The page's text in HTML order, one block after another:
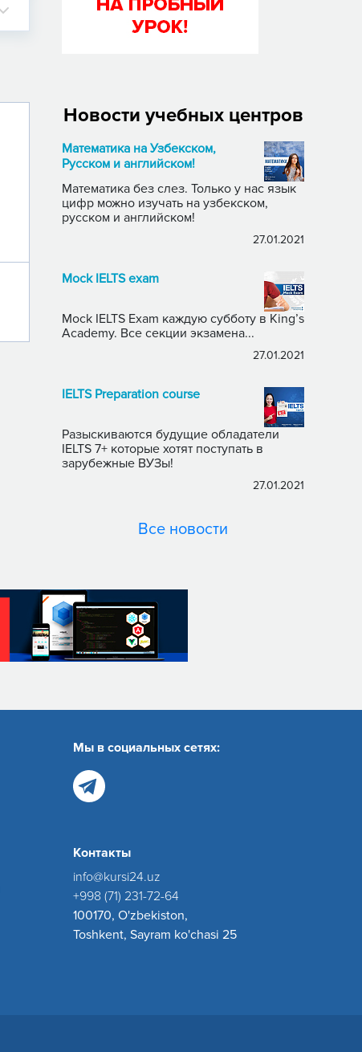
Новости учебных центров
Математика на Узбекском,
Русском и английском!
Математика без слез. Только у нас язык
цифр можно изучать на узбекском,
русском и английском!
27.01.2021
Mock IELTS exam
Mock IELTS Exam каждую субботу в King’s
Academy. Все секции экзамена...
27.01.2021
IELTS Preparation course
Разыскиваются будущие обладатели
IELTS 7+ которые хотят поступать в
зарубежные ВУЗы!
27.01.2021
Все новости
Мы в социальных сетях:
Контакты
info@kursi24.uz
+998 (71) 231-72-64
100170, O'zbekiston,
Toshkent, Sayram ko'chasi 25